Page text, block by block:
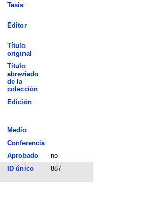
Tesis
Editor
Título
original
Título
abreviado
de la
colección
Edición
Medio
Conferencia
Aprobado
no
ID único 887